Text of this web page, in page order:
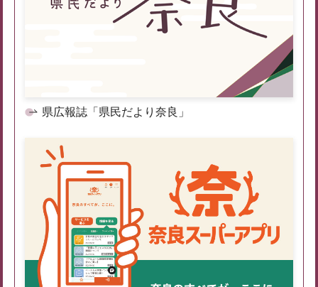
県広報誌「県民だより奈良」